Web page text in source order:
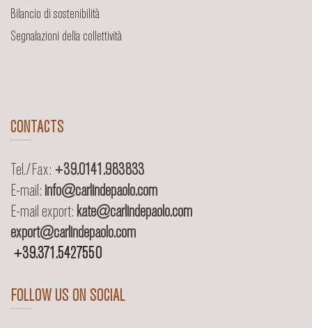
Bilancio di sostenibilità
Segnalazioni della collettività
CONTACTS
Tel./Fax: +39.0141.983833
E-mail: info@carlindepaolo.com
E-mail export: kate@carlindepaolo.com
export@carlindepaolo.com
+39.371.5427550
FOLLOW US ON SOCIAL